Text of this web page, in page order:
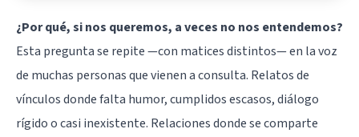
¿Por qué, si nos queremos, a veces no nos entendemos?
Esta pregunta se repite —con matices distintos— en la voz
de muchas personas que vienen a consulta. Relatos de
vínculos donde falta humor, cumplidos escasos, diálogo
rígido o casi inexistente. Relaciones donde se comparte